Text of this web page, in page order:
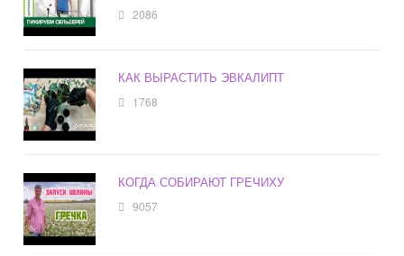
2086
КАК ВЫРАСТИТЬ ЭВКАЛИПТ
1768
КОГДА СОБИРАЮТ ГРЕЧИХУ
9057